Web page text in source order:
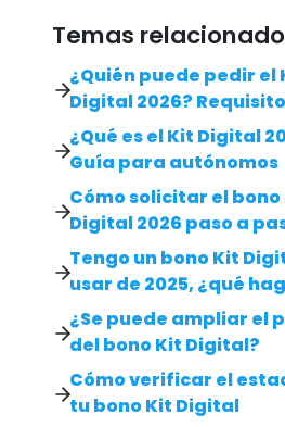
Temas
¿Quién puede pedir el
Digital 2026?
¿Qué es el Kit Digital
Guía para autónomos
Cómo solicitar el bono
Digital 2026 paso a
Tengo un bono Kit
usar de 2025, ¿qué
¿Se puede ampliar el
del bono Kit Digital?
Cómo verificar el
tu bono Kit Digital